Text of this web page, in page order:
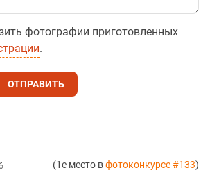
фотографии приготовленных
.
ОТПРАВИТЬ
(1е место вфотоконкурсе #133)